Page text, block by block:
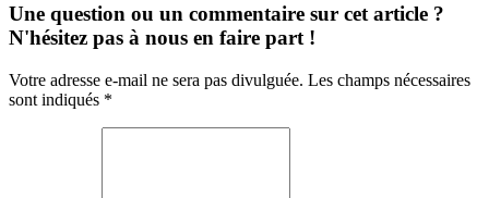
Une question ou un commentaire sur cet article ?
N'hésitez pas à nous en faire part !
Votre adresse e-mail ne sera pas divulguée. Les champs nécessaires
sont indiqués *